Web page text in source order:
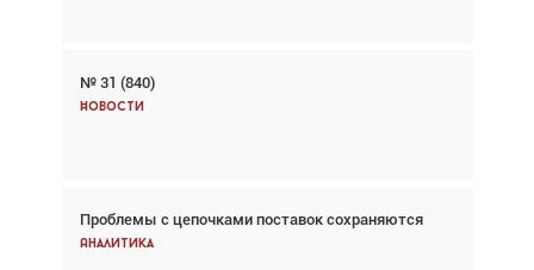
№ 31 (840)
Новости
Проблемы с цепочками поставок сохраняются
Аналитика
Авиационный фотограф Дэйв Кох: «Фотография
говорит сама за себя... а ИИ всё портит»
Впервые с 2024 года глобальный трафик
снижается три недели подряд